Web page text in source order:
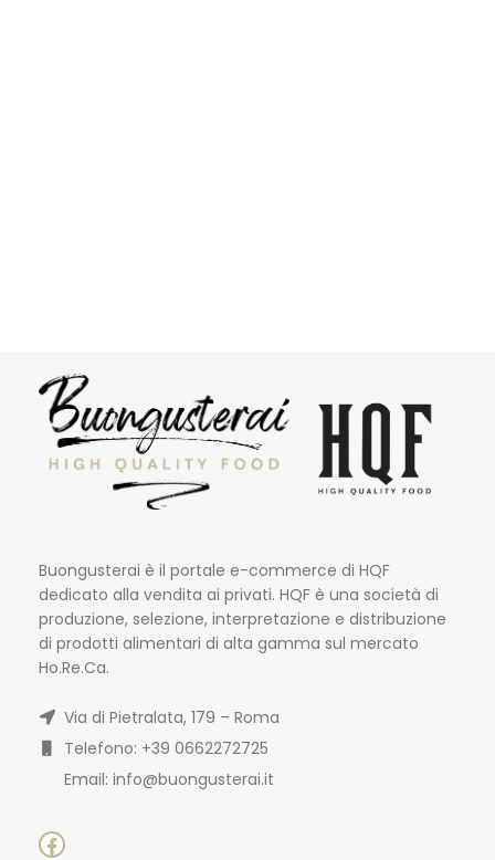
Buongusterai è il portale e-commerce di HQF
dedicato alla vendita ai privati. HQF è una società di
produzione, selezione, interpretazione e distribuzione
di prodotti alimentari di alta gamma sul mercato
Ho.Re.Ca.
Via di Pietralata, 179 – Roma
Telefono: +39 0662272725
Email: info@buongusterai.it